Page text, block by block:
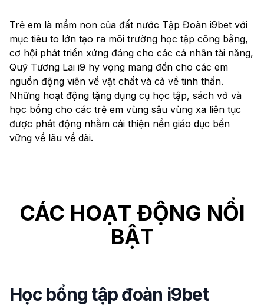
Trẻ em là mầm non của đất nước Tập Đoàn i9bet với
mục tiêu to lớn tạo ra môi trường học tập công bằng,
cơ hội phát triển xứng đáng cho các cá nhân tài năng,
Quỹ Tương Lai i9 hy vọng mang đến cho các em
nguồn động viên về vật chất và cả về tinh thần.
Những hoạt động tặng dụng cụ học tập, sách vở và
học bổng cho các trẻ em vùng sâu vùng xa liên tục
được phát động nhằm cải thiện nền giáo dục bền
vững về lâu về dài.
CÁC HOẠT ĐỘNG NỔI
BẬT
Học bổng tập đoàn i9bet